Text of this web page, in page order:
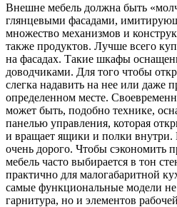
Внешне мебель должна быть
глянцевыми фасадами,
множество механизмов и
также продуктов. Лучше всего
на фасадах. Такие шкафы
доводчиками. Для того чтобы
слегка надавить на нее или даже
определенном месте.
может быть, подобно технике,
панелью управления, которая
и вращает ящики и полки внутри.
очень дорого. Чтобы сэкономить
мебель часто выбирается в тон
практично для малогабаритной
самые функциональные модели не
гарнитура, но и элементов